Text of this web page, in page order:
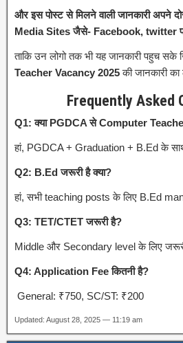
और इस पोस्ट से मिलने वाली जानकारी अपने
Media Sites जैसे- Facebook, twitter
ताकि उन लोगो तक भी यह जानकारी पहुच सके
Teacher Vacancy 2025की जानकारी
Frequently Asked
Q1: क्या PGDCA से Computer
हां, PGDCA + Graduation + B.Ed के
Q2: B.Ed जरूरी है क्या?
हां, सभी teaching posts के लिए B.Ed
Q3: TET/CTET जरूरी है?
Middle और Secondary level के लिए
Q4: Application Fee कितनी है?
General: ₹750, SC/ST: ₹200
Updated: August 28, 2025 — 11:19 am